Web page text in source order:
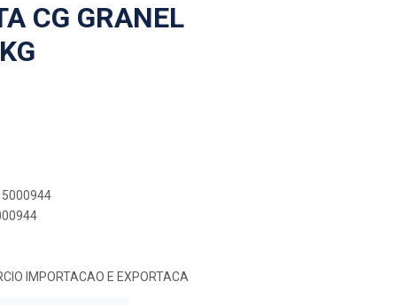
CG GRANEL
5000944
IMPORTACAO E EXPORTACA